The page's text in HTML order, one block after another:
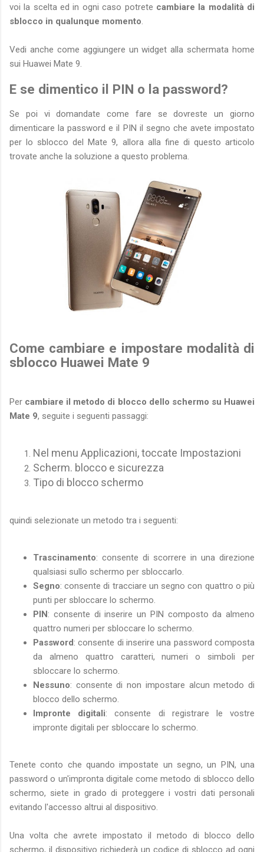
voi la scelta ed in ogni caso potrete cambiare la modalità di
sblocco in qualunque momento.
Vedi anche come aggiungere un widget alla schermata home
sui Huawei Mate 9.
E se dimentico il PIN o la password?
Se poi vi domandate come fare se dovreste un giorno
dimenticare la password e il PIN il segno che avete impostato
per lo sblocco del Mate 9, allora alla fine di questo articolo
trovate anche la soluzione a questo problema.
Come cambiare e impostare modalità di
sblocco Huawei Mate 9
Per cambiare il metodo di blocco dello schermo su Huawei
Mate 9, seguite i seguenti passaggi:
Nel menu Applicazioni, toccate Impostazioni
Scherm. blocco e sicurezza
Tipo di blocco schermo
quindi selezionate un metodo tra i seguenti:
Trascinamento: consente di scorrere in una direzione
qualsiasi sullo schermo per sbloccarlo.
Segno: consente di tracciare un segno con quattro o più
punti per sbloccare lo schermo.
PIN: consente di inserire un PIN composto da almeno
quattro numeri per sbloccare lo schermo.
Password: consente di inserire una password composta
da almeno quattro caratteri, numeri o simboli per
sbloccare lo schermo.
Nessuno: consente di non impostare alcun metodo di
blocco dello schermo.
Impronte digitali: consente di registrare le vostre
impronte digitali per sbloccare lo schermo.
Tenete conto che quando impostate un segno, un PIN, una
password o un'impronta digitale come metodo di sblocco dello
schermo, siete in grado di proteggere i vostri dati personali
evitando l'accesso altrui al dispositivo.
Una volta che avrete impostato il metodo di blocco dello
schermo, il dispositivo richiederà un codice di sblocco ad ogni